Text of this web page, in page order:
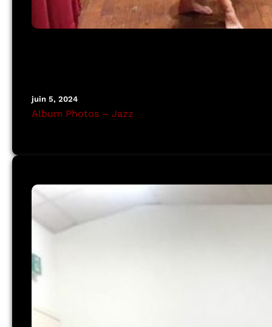
juin 5, 2024
Album Photos – Jazz